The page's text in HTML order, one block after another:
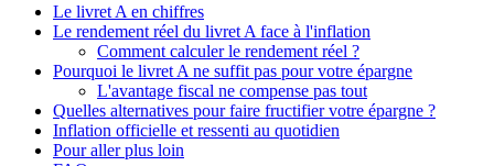
Le livret A en chiffres
Le rendement réel du livret A face à l'inflation
Comment calculer le rendement réel ?
Pourquoi le livret A ne suffit pas pour votre épargne
L'avantage fiscal ne compense pas tout
Quelles alternatives pour faire fructifier votre épargne ?
Inflation officielle et ressenti au quotidien
Pour aller plus loin